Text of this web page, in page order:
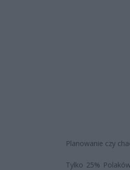
Planowanie czy
Tylko 25%